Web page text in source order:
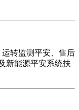
转监测平安、售后
新能源平安系统扶